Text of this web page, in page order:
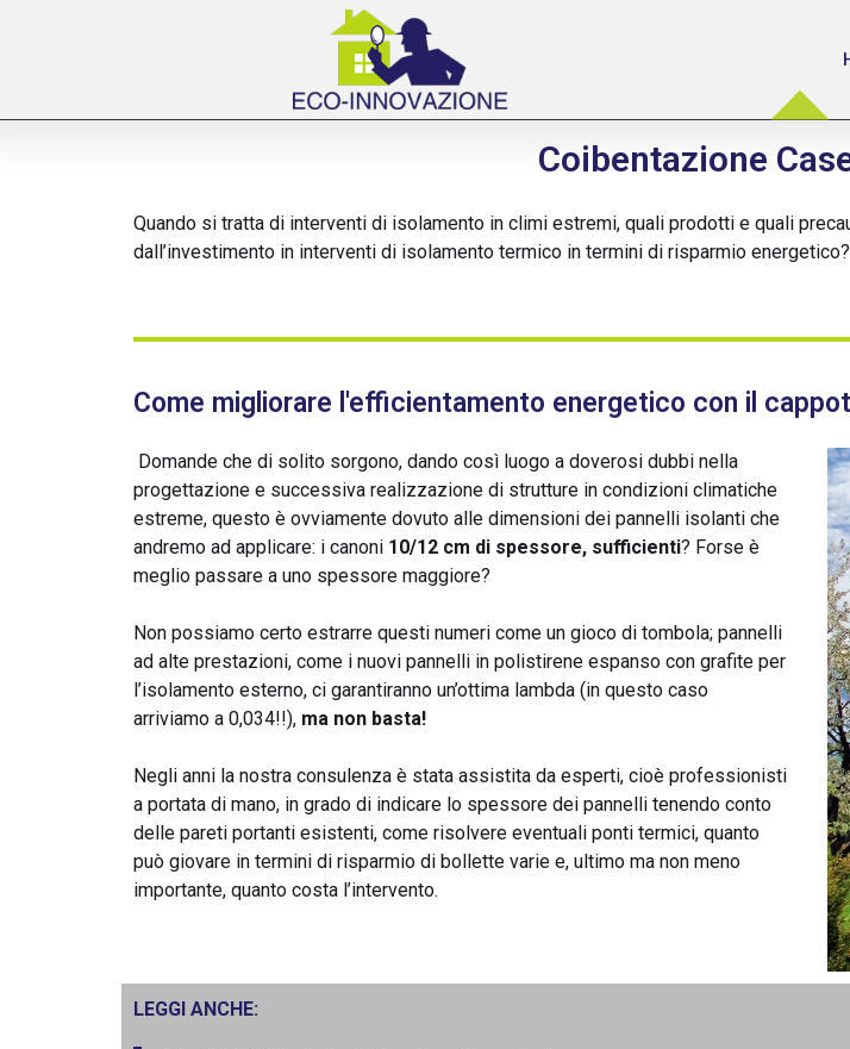
Coibentazione
Quando si tratta di interventi di isolamento in climi estremi, quali prodotti e quali
dall’investimento in interventi di isolamento termico in termini di risparmio energetico?
Come migliorare l'efficientamento energetico con il
Domande che di solito sorgono, dando così luogo a doverosi dubbi nella
progettazione e successiva realizzazione di strutture in condizioni climatiche
estreme, questo è ovviamente dovuto alle dimensioni dei pannelli isolanti che
andremo ad applicare: i canoni 10/12 cm di spessore, sufficienti? Forse è
meglio passare a uno spessore maggiore?
Non possiamo certo estrarre questi numeri come un gioco di tombola; pannelli
ad alte prestazioni, come i nuovi pannelli in polistirene espanso con grafite per
l’isolamento esterno, ci garantiranno un’ottima lambda (in questo caso
arriviamo a 0,034!!), ma non basta!
Negli anni la nostra consulenza è stata assistita da esperti, cioè professionisti
a portata di mano, in grado di indicare lo spessore dei pannelli tenendo conto
delle pareti portanti esistenti, come risolvere eventuali ponti termici, quanto
può giovare in termini di risparmio di bollette varie e, ultimo ma non meno
importante, quanto costa l’intervento.
LEGGI ANCHE: